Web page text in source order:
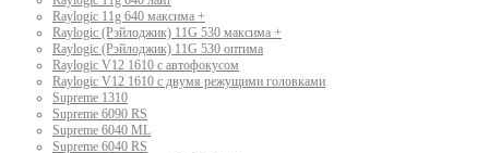
Raylogic 11g 640 максима +
Raylogic (Рэйлоджик) 11G 530 максима +
Raylogic (Рэйлоджик) 11G 530 оптима
Raylogic V12 1610 с автофокусом
Raylogic V12 1610 с двумя режущими головками
Supreme 1310
Supreme 6090 RS
Supreme 6040 ML
Supreme 6040 RS